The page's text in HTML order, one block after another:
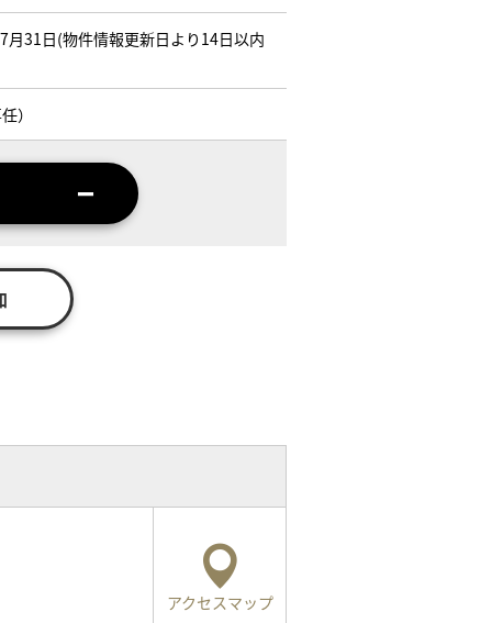
月31日(物件情報更新日より14日以内
）
アクセスマップ